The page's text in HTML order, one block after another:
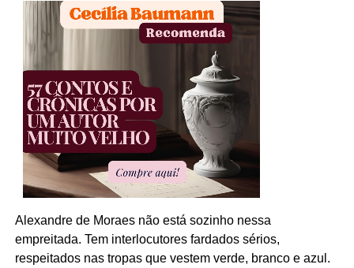
Alexandre de Moraes não está sozinho nessa
empreitada. Tem interlocutores fardados sérios,
respeitados nas tropas que vestem verde, branco e azul.